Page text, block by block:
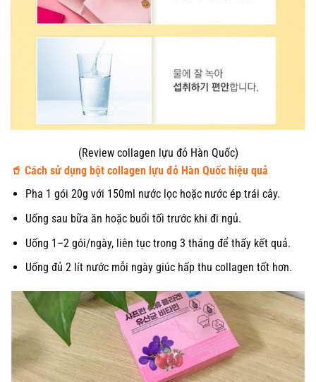
(Review collagen lựu đỏ Hàn Quốc)
🥤 Cách sử dụng bột collagen lựu đỏ Hàn Quốc hiệu quả
Pha 1 gói 20g với 150ml nước lọc hoặc nước ép trái cây.
Uống sau bữa ăn hoặc buổi tối trước khi đi ngủ.
Uống 1–2 gói/ngày, liên tục trong 3 tháng để thấy kết quả.
Uống đủ 2 lít nước mỗi ngày giúc hấp thu collagen tốt hơn.